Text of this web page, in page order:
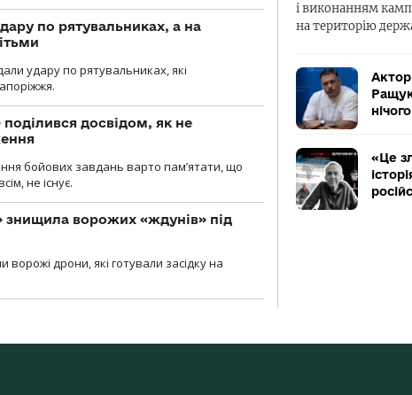
по рятувальниках, а на
удару по рятувальниках, які
досвідом, як не
бойових завдань варто пам’ятати, що
не існує.
знищила ворожих «ждунів» під
дрони, які готували засідку на
і виконанням
на територію
«Це